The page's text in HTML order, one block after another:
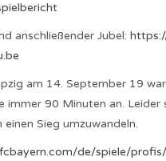
anschließender Jubel:
am 14. September 19
immer 90 Minuten an.
Sieg umzuwandeln.
de/spiele/